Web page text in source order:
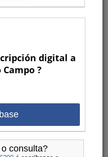
del grupo
español Vall
a la propiedad de
Guillermo García,
digital a
?
consulta?